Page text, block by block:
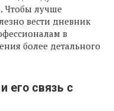
Чтобы лучше
вести дневник
в
более детального
его связь с